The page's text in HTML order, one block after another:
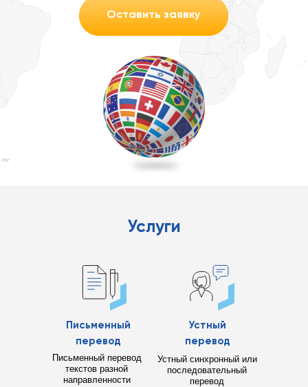
Оставить заявку
Услуги
Письменный
перевод
Устный
перевод
Письменный перевод
текстов разной
направленности
Устный синхронный или
последовательный
перевод